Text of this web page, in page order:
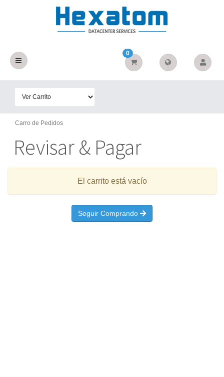
0
Carro de Pedidos
Revisar & Pagar
El carrito está vacío
Seguir Comprando